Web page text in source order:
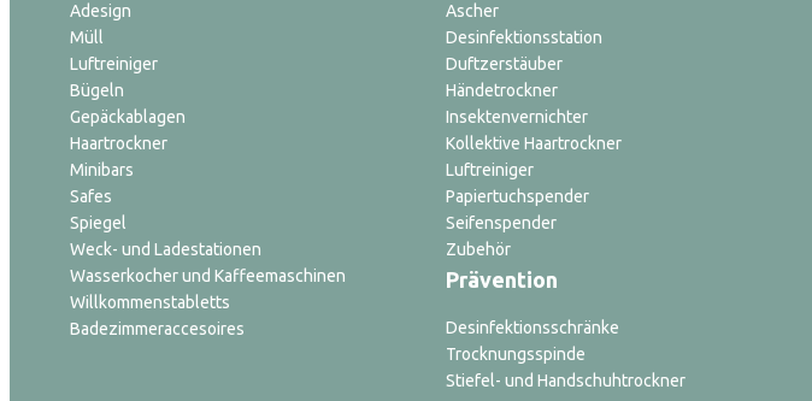
Adesign
Müll
Luftreiniger
Bügeln
Gepäckablagen
Haartrockner
Minibars
Safes
Spiegel
Weck- und Ladestationen
Wasserkocher und Kaffeemaschinen
Willkommenstabletts
Badezimmeraccesoires
Ascher
Desinfektionsstation
Duftzerstäuber
Händetrockner
Insektenvernichter
Kollektive Haartrockner
Luftreiniger
Papiertuchspender
Seifenspender
Zubehör
Prävention
Desinfektionsschränke
Trocknungsspinde
Stiefel- und Handschuhtrockner